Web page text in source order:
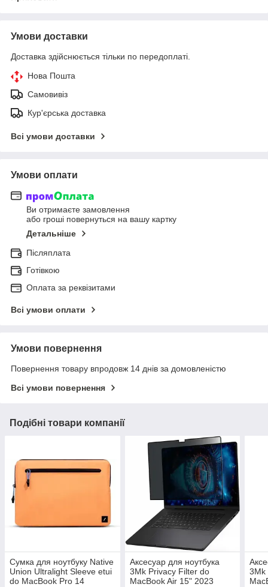
Умови доставки
Доставка здійснюється тільки по передоплаті.
Нова Пошта
Самовивіз
Кур'єрська доставка
Всі умови доставки
Умови оплати
Ви отримаєте замовлення
або гроші повернуться на вашу картку
Детальніше
Післяплата
Готівкою
Оплата за реквізитами
Всі умови оплати
Умови повернення
Повернення товару впродовж 14 днів за домовленістю
Всі умови повернення
Подібні товари компанії
Сумка для ноутбуку Native
Union Ultralight Sleeve etui
do MacBook Pro 14
Аксесуар для ноутбука
3Mk Privacy Filter do
MacBook Air 15" 2023
3Mk